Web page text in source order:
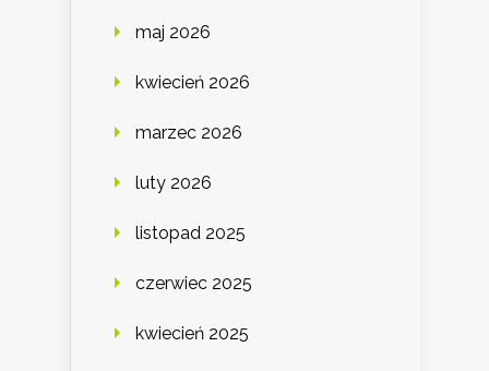
maj 2026
kwiecień 2026
marzec 2026
luty 2026
listopad 2025
czerwiec 2025
kwiecień 2025